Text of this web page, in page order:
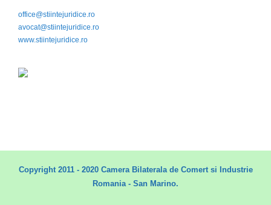
office@stiintejuridice.ro
avocat@stiintejuridice.ro
www.stiintejuridice.ro
Copyright 2011 - 2020 Camera Bilaterala de Comert si Industrie
Romania - San Marino.